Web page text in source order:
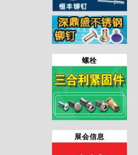
螺栓
展会信息